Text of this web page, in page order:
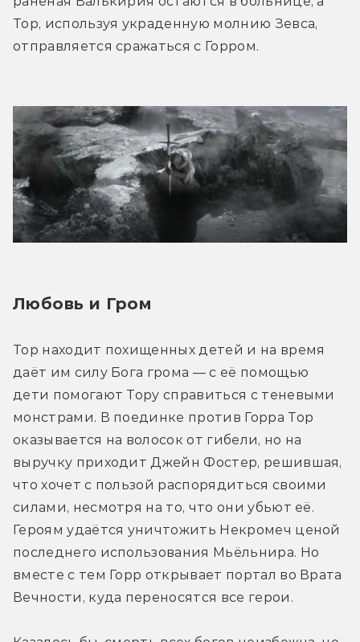
Тор, используя украденную молнию Зевса,
отправляется сражаться с Горром.
Любовь и Гром
Тор находит похищенных детей и на время
даёт им силу Бога грома — с её помощью
дети помогают Тору справиться с теневыми
монстрами. В поединке против Горра Тор
оказывается на волосок от гибели, но на
выручку приходит Джейн Фостер, решившая,
что хочет с пользой распорядиться своими
силами, несмотря на то, что они убьют её.
Героям удаётся уничтожить Некромеч ценой
последнего использования Мьёльнира. Но
вместе с тем Горр открывает портал во Врата
Вечности, куда переносятся все герои.